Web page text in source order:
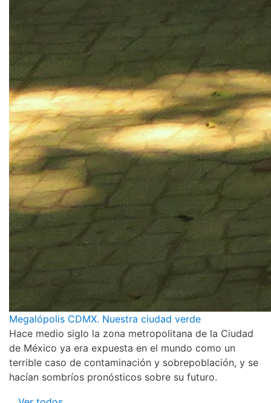
Megalópolis CDMX. Nuestra ciudad verde
Hace medio siglo la zona metropolitana de la Ciudad
de México ya era expuesta en el mundo como un
terrible caso de contaminación y sobrepoblación, y se
hacían sombríos pronósticos sobre su futuro.